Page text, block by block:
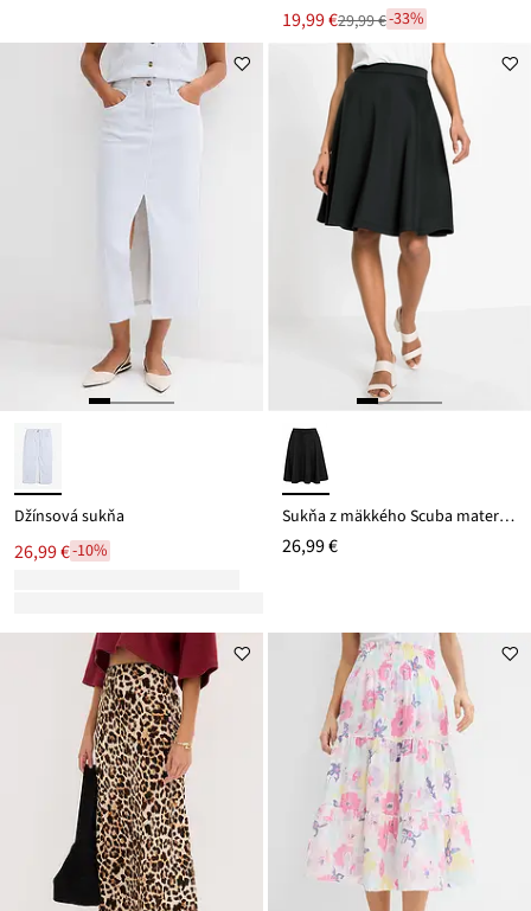
Nová
cena
19,99 €
Zľava
29,99 €
29,99 €-33%
Džínsová sukňa
26,99 €-10%
Sukňa z mäkkého Scuba materiálu
26,99 €